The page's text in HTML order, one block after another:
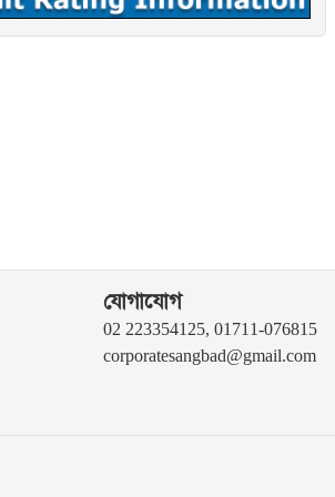
যোগাযোগ
02 223354125, 01711-076815
corporatesangbad@gmail.com